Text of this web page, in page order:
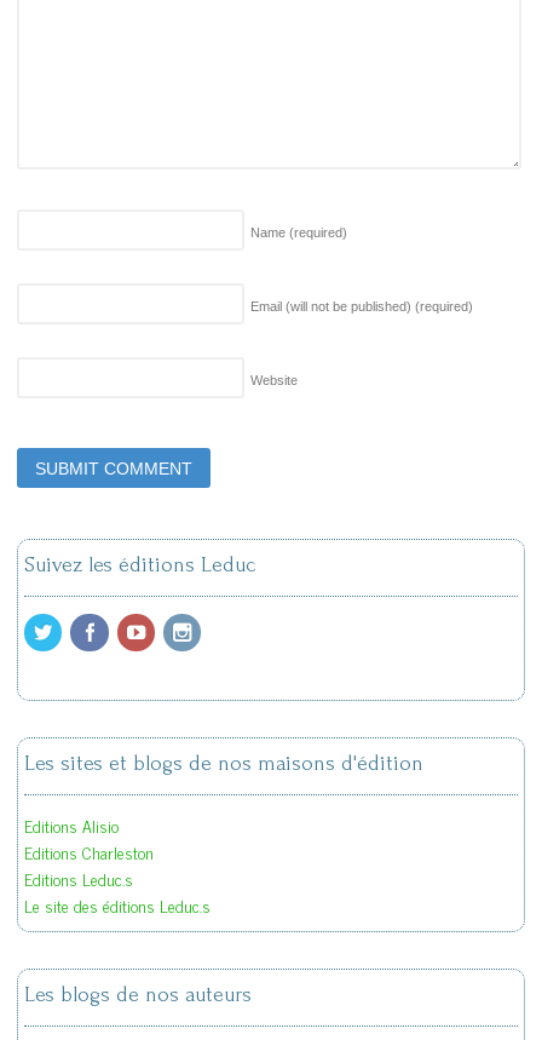
Name (required)
Email (will not be published) (required)
Website
Suivez les éditions Leduc
Les sites et blogs de nos maisons d'édition
Editions Alisio
Editions Charleston
Editions Leduc.s
Le site des éditions Leduc.s
Les blogs de nos auteurs